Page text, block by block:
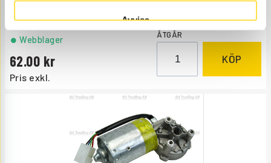
Avvisa
Åtgår1
Pris exkl.
62.00
Webblager ÅTGÅR
KÖP